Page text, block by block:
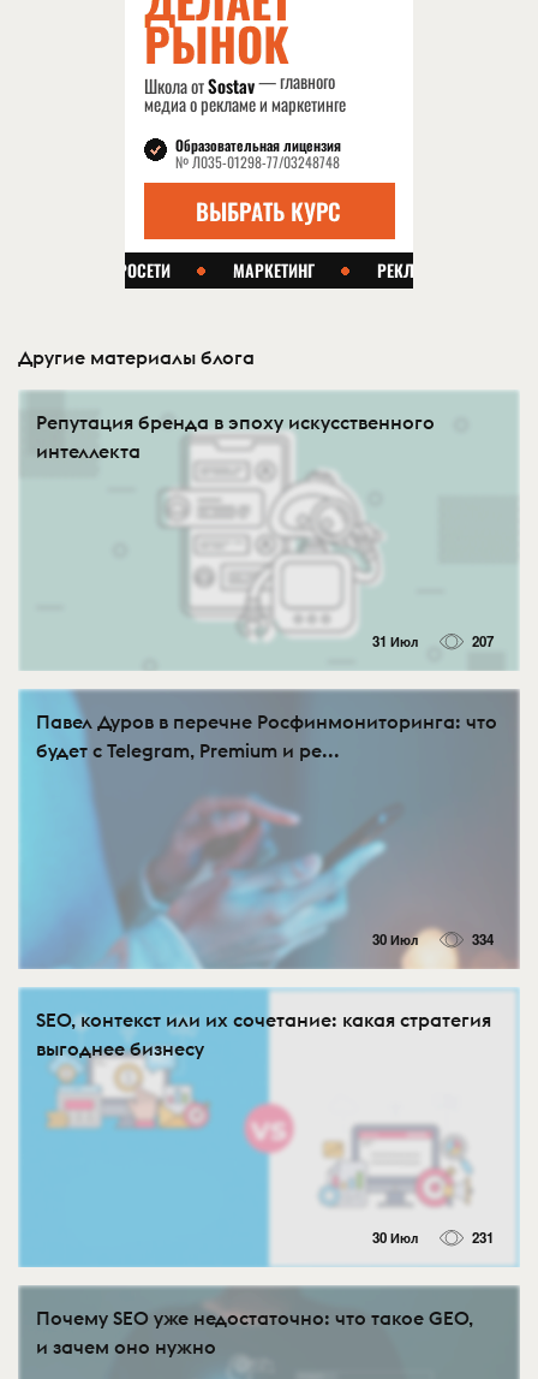
Другие материалы блога
Репутация бренда в эпоху искусственного
интеллекта
31 Июл 207
Павел Дуров в перечне Росфинмониторинга: что
будет с Telegram, Premium и ре...
30 Июл 334
SEO, контекст или их сочетание: какая стратегия
выгоднее бизнесу
30 Июл 231
Почему SEO уже недостаточно: что такое GEO,
и зачем оно нужно